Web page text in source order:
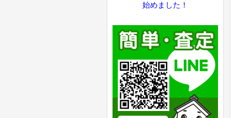
始めました！